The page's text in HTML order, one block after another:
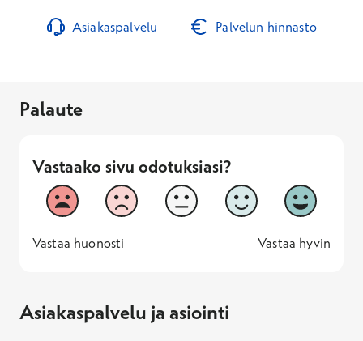
Asiakaspalvelu Palvelun hinnasto
Palaute
Vastaako sivu odotuksiasi?
Vastaako sivu odotuksiasi?
1
Vastaa huonosti
2 3 4
5
Vastaa
1 -
Vastaa huonosti
— 5 -
Vastaa hyvin
Asiakaspalvelu ja asiointi